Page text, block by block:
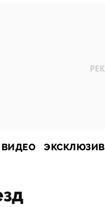
ВИДЕО ЭКСКЛЮЗИВ